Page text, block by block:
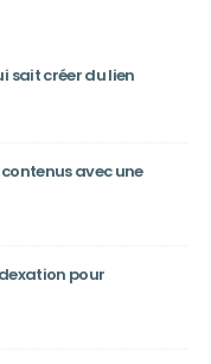
sait créer du lien
avec une
pour